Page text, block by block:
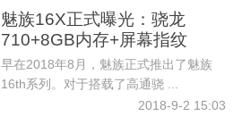
魅族16X正式曝光：骁龙
710+8GB内存+屏幕指纹
早在2018年8月，魅族正式推出了魅族
16th系列。对于搭载了高通骁 ...
2018-9-2 15:03